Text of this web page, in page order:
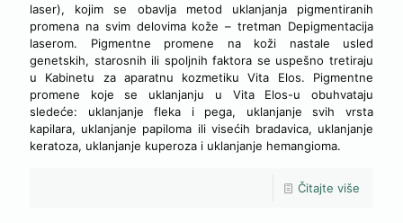
laser), kojim se obavlja metod uklanjanja pigmentiranih
promena na svim delovima kože – tretman Depigmentacija
laserom. Pigmentne promene na koži nastale usled
genetskih, starosnih ili spoljnih faktora se uspešno tretiraju
u Kabinetu za aparatnu kozmetiku Vita Elos. Pigmentne
promene koje se uklanjanju u Vita Elos-u obuhvataju
sledeće: uklanjanje fleka i pega, uklanjanje svih vrsta
kapilara, uklanjanje papiloma ili visećih bradavica, uklanjanje
keratoza, uklanjanje kuperoza i uklanjanje hemangioma.
Čitajte više